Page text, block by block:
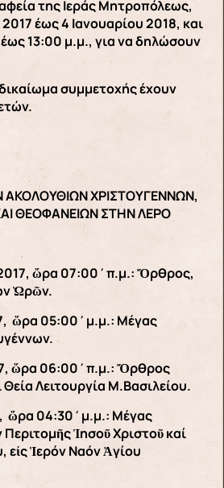
της Ιεράς Μητροπόλεως,
έως 4 Ιανουαρίου 2018, και
13:00 μ.μ., για να δηλώσουν
δικαίωμα συμμετοχής έχουν
ΧΡΙΣΤΟΥΓΕΝΝΩΝ,
ΘΕΟΦΑΝΕΙΩΝ ΣΤΗΝ ΛΕΡΟ
ὥρα 07:00΄π.μ.: Ὄρθρος,
Ὡρῶν.
ὥρα 05:00΄μ.μ.: Μέγας
ὥρα 06:00΄π.μ.: Ὄρθρος
Λειτουργία Μ.Βασιλείου.
ὥρα 04:30΄μ.μ.: Μέγας
Ἰησοῦ Χριστοῦ καί
εἰς Ἱερόν Ναόν Ἁγίου